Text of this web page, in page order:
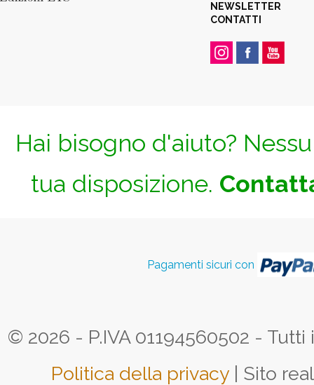
NEWSLETTER
CONTATTI
Hai bisogno d'aiuto?
tua disposizione.
Pagamenti sicuri con
© 2026 - P.IVA 01194560502 -
Politica della privacy | Sito